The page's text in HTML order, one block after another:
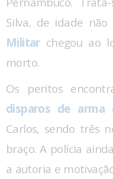
Silva, de idade não
Militarchegou ao
morto.
Os peritos
disparos de arma
Carlos, sendo três
braço. A polícia
a autoria e